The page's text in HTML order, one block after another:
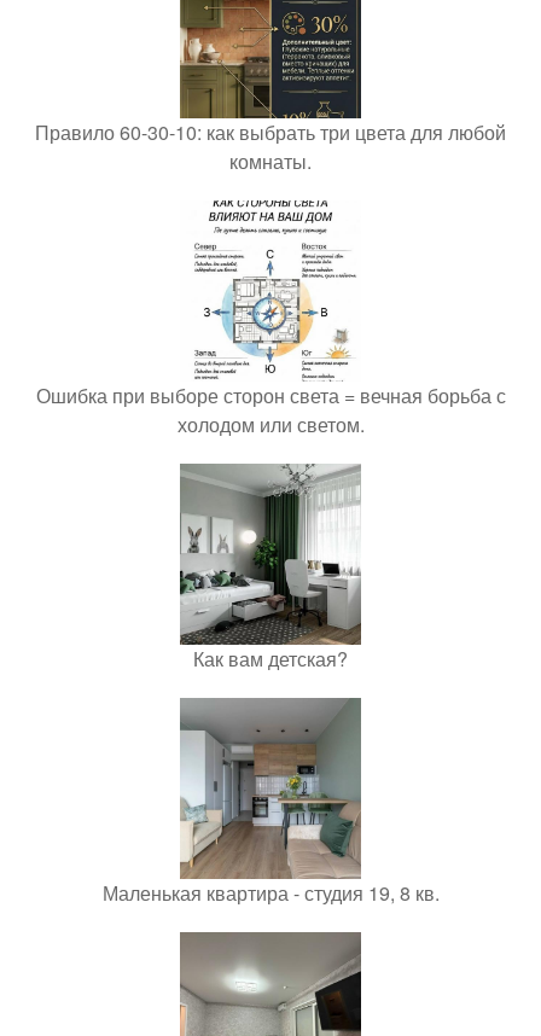
Правило 60-30-10: как выбрать три цвета для любой
комнаты.
Ошибка при выборе сторон света = вечная борьба с
холодом или светом.
Как вам детская?
Маленькая квартира - студия 19, 8 кв.